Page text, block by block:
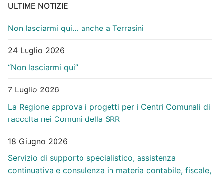
ULTIME NOTIZIE
Non lasciarmi qui… anche a Terrasini
24 Luglio 2026
“Non lasciarmi qui”
7 Luglio 2026
La Regione approva i progetti per i Centri Comunali di
raccolta nei Comuni della SRR
18 Giugno 2026
Servizio di supporto specialistico, assistenza
continuativa e consulenza in materia contabile, fiscale,